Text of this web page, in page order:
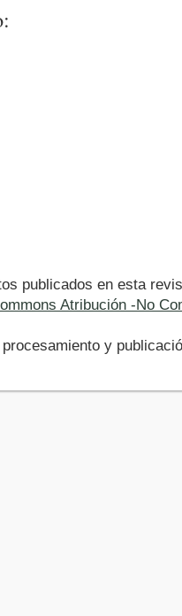
publicados en esta
Atribución -No
y